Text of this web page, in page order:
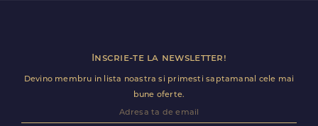
Inscrie-te la newsletter!
Devino membru in lista noastra si primesti saptamanal cele mai
bune oferte.